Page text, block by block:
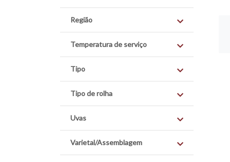
Região
Temperatura de serviço
Tipo
Tipo de rolha
Uvas
Varietal/Assemblagem